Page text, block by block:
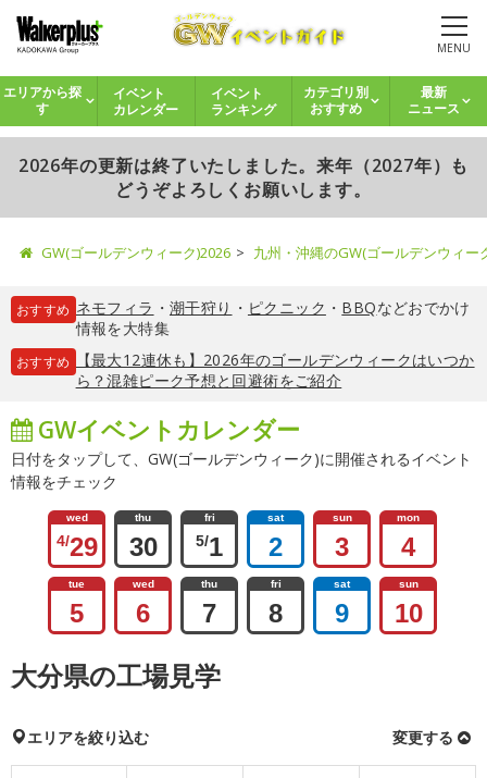
MENU
エリアから探
す
イベント
カレンダー
イベント
ランキング
カテゴリ別
おすすめ
最新
ニュース
2026年の更新は終了いたしました。来年（2027年）も
どうぞよろしくお願いします。
GW(ゴールデンウィーク)2026 九州・沖縄のGW(ゴールデンウィ
おすすめ ネモフィラ ・ 潮干狩り ・ ピクニック ・ BBQなどおでかけ
情報を大特集
おすすめ
【最大12連休も】2026年のゴールデンウィークはいつか
ら？混雑ピーク予想と回避術をご紹介
GWイベントカレンダー
日付をタップして、GW(ゴールデンウィーク)に開催されるイベント
情報をチェック
wed
4/29
thu
30
fri
5/1
sat
2
sun
3
mon
4
tue
5
wed
6
thu
7
fri
8
sat
9
sun
10
大分県の工場見学
エリアを絞り込む 変更する